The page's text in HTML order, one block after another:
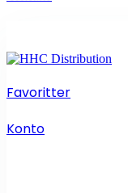
Favoritter
Konto